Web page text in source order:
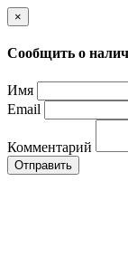
×
Сообщить о
Имя
Email
Комментарий
Отправить